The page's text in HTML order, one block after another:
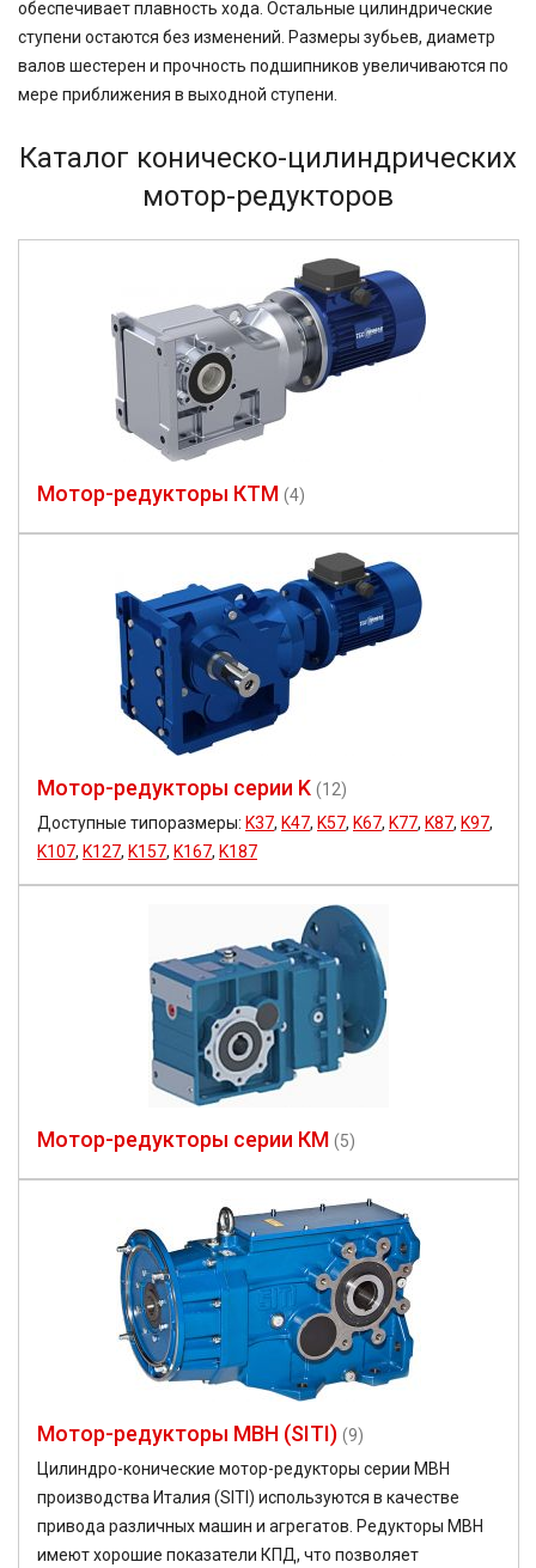
225
400
500
750
обеспечивает плавность хода. Остальные цилиндрические
ступени остаются без изменений. Размеры зубьев, диаметр
валов шестерен и прочность подшипников увеличиваются по
мере приближения в выходной ступени.
Каталог коническо-цилиндрических
мотор-редукторов
Мотор-редукторы КТМ (4)
Мотор-редукторы серии K (12)
Доступные типоразмеры: K37, K47, K57, K67, K77, K87, K97,
K107, K127, K157, K167, K187
Мотор-редукторы серии КМ (5)
Мотор-редукторы MBH (SITI) (9)
Цилиндро-конические мотор-редукторы серии MBH
производства Италия (SITI) используются в качестве
привода различных машин и агрегатов. Редукторы MBH
имеют хорошие показатели КПД, что позволяет